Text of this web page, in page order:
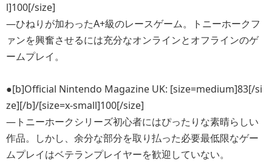
l]100[/size]
―ひねりが加わったA+級のレースゲーム。トニーホークフ
ァンを興奮させるには充分なオンラインとオフラインのゲ
ームプレイ。
●[b]Official Nintendo Magazine UK: [size=medium]83[/si
ze][/b]/[size=x-small]100[/size]
―トニーホークシリーズ初心者にはぴったりな素晴らしい
作品。しかし、余分な部分を取り払った必要最低限なゲー
ムプレイはベテランプレイヤーを歓迎していない。